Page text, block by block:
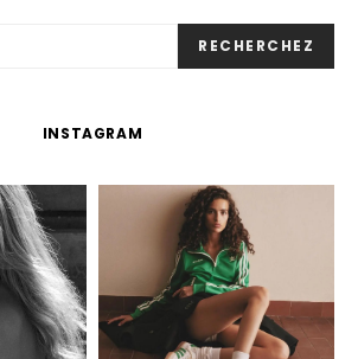
RECHERCHEZ
INSTAGRAM